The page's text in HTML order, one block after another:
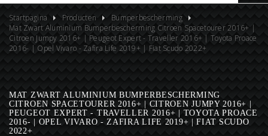
Startpagina Producten
Bumperbescherming
Mat Zwart Aluminium Bumperbescherming Citroen Spacetourer 2016+ |
Citroen Jumpy 2016+ | Peugeot Expert - Traveller 2016+ | Toyota Proace
2016- | Opel Vivaro - Zafira Life 2019+ | Fiat Scudo 2022+
MAT ZWART ALUMINIUM BUMPERBESCHERMING
CITROEN SPACETOURER 2016+ | CITROEN JUMPY 2016+ |
PEUGEOT EXPERT - TRAVELLER 2016+ | TOYOTA PROACE
2016- | OPEL VIVARO - ZAFIRA LIFE 2019+ | FIAT SCUDO
2022+